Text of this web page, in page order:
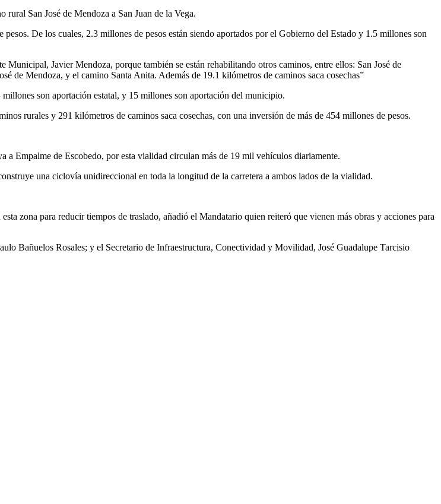
San José de Mendoza a San Juan de la Vega.
De los cuales, 2.3 millones de pesos están siendo aportados por el Gobierno del Estado y 1.5 millones son
Javier Mendoza, porque también se están rehabilitando otros caminos, entre ellos: San José de
de Mendoza, y el camino Santa Anita. Además de 19.1 kilómetros de caminos saca cosechas”
son aportación estatal, y 15 millones son aportación del municipio.
rurales y 291 kilómetros de caminos saca cosechas, con una inversión de más de 454 millones de pesos.
Empalme de Escobedo, por esta vialidad circulan más de 19 mil vehículos diariamente.
una ciclovía unidireccional en toda la longitud de la carretera a ambos lados de la vialidad.
zona para reducir tiempos de traslado, añadió el Mandatario quien reiteró que vienen más obras y acciones para
Bañuelos Rosales; y el Secretario de Infraestructura, Conectividad y Movilidad, José Guadalupe Tarcisio